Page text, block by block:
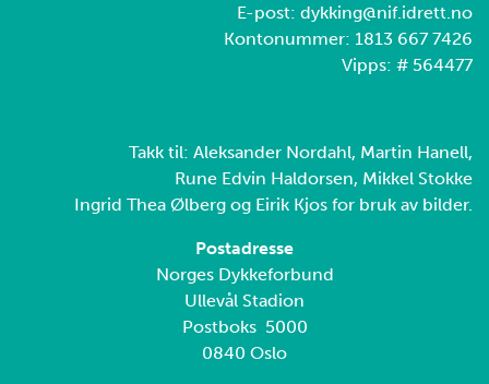
E-post: dykking@nif.idrett.no
Kontonummer: 1813 667 7426
Vipps: # 564477
Takk til: Aleksander Nordahl, Martin Hanell,
Rune Edvin Haldorsen, Mikkel Stokke
Ingrid Thea Ølberg og Eirik Kjos for bruk av bilder.
Postadresse
Norges Dykkeforbund
Ullevål Stadion
Postboks 5000
0840 Oslo